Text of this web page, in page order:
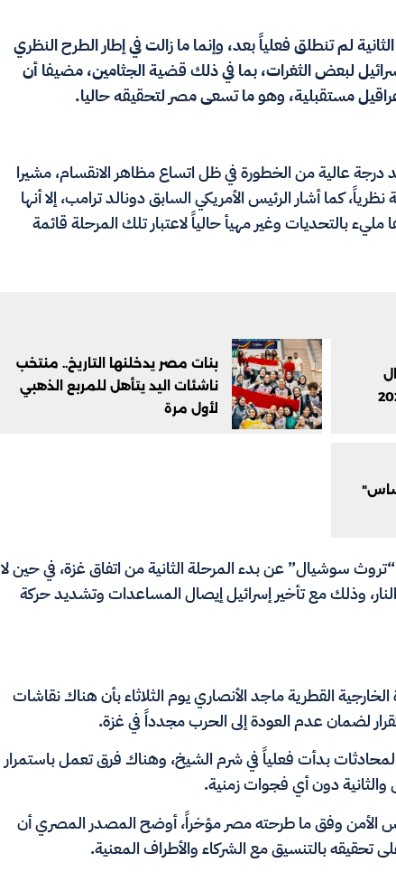
لم تنطلق فعلياً بعد، وإنما ما زالت في إطار الطرح النظري
لبعض الثغرات، بما في ذلك قضية الجثامين، مضيفا أن
مستقبلية، وهو ما تسعى مصر لتحقيقه حاليا.
عالية من الخطورة في ظل اتساع مظاهر الانقسام، مشيرا
كما أشار الرئيس الأمريكي السابق دونالد ترامب، إلا أنها
بالتحديات وغير مهيأ حالياً لاعتبار تلك المرحلة قائمة
بنات مصر يدخلنها التاريخ.. منتخب
ناشئات اليد يتأهل للمربع الذهبي
لأول مرة
سوشيال” عن بدء المرحلة الثانية من اتفاق غزة، في حين لا
وذلك مع تأخير إسرائيل إيصال المساعدات وتشديد حركة
القطرية ماجد الأنصاري يوم الثلاثاء بأن هناك نقاشات
لضمان عدم العودة إلى الحرب مجدداً في غزة.
بدأت فعلياً في شرم الشيخ، وهناك فرق تعمل باستمرار
والثانية دون أي فجوات زمنية.
الأمن وفق ما طرحته مصر مؤخراً، أوضح المصدر المصري أن
تحقيقه بالتنسيق مع الشركاء والأطراف المعنية.